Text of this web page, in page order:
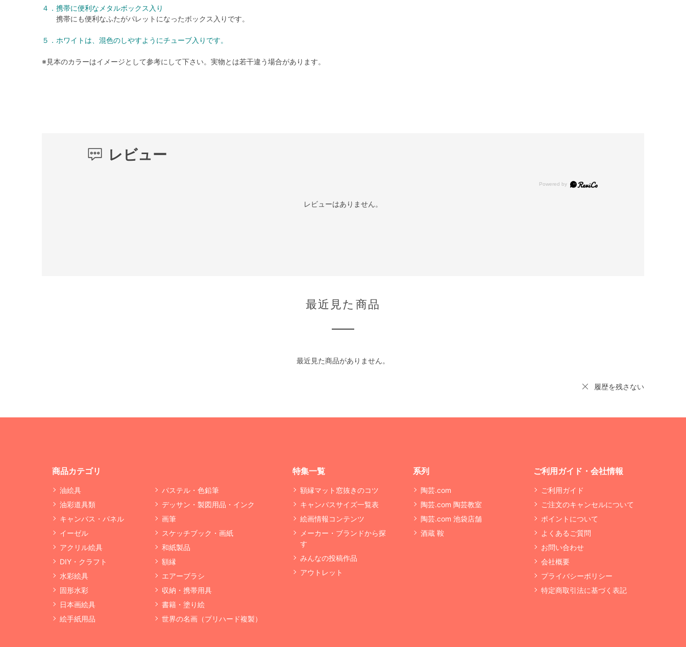
４．携帯に便利なメタルボックス入り
携帯にも便利なふたがパレットになったボックス入りです。
５．ホワイトは、混色のしやすようにチューブ入りです。
※見本のカラーはイメージとして参考にして下さい。実物とは若干違う場合があります。
レビュー
レビューはありません。
最近見た商品
最近見た商品がありません。
履歴を残さない
商品カテゴリ
油絵具
油彩道具類
キャンバス・パネル
イーゼル
アクリル絵具
DIY・クラフト
水彩絵具
固形水彩
日本画絵具
絵手紙用品
パステル・色鉛筆
デッサン・製図用品・インク
画筆
スケッチブック・画紙
和紙製品
額縁
エアーブラシ
収納・携帯用具
書籍・塗り絵
世界の名画（プリハード複製）
特集一覧
額縁マット窓抜きのコツ
キャンバスサイズ一覧表
絵画情報コンテンツ
メーカー・ブランドから探
す
みんなの投稿作品
アウトレット
系列
陶芸.com
陶芸.com 陶芸教室
陶芸.com 池袋店舗
酒蔵 鞍
ご利用ガイド・会社情報
ご利用ガイド
ご注文のキャンセルについて
ポイントについて
よくあるご質問
お問い合わせ
会社概要
プライバシーポリシー
特定商取引法に基づく表記